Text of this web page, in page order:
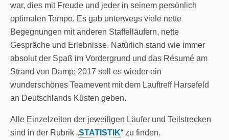
war, dies mit Freude und jeder in seinem persönlich
optimalen Tempo. Es gab unterwegs viele nette
Begegnungen mit anderen Staffelläufern, nette
Gespräche und Erlebnisse. Natürlich stand wie immer
absolut der Spaß im Vordergrund und das Résumé am
Strand von Damp: 2017 soll es wieder ein
wunderschönes Teamevent mit dem Lauftreff Harsefeld
an Deutschlands Küsten geben.
Alle Einzelzeiten der jeweiligen Läufer und Teilstrecken
sind in der Rubrik „STATISTIK“ zu finden.